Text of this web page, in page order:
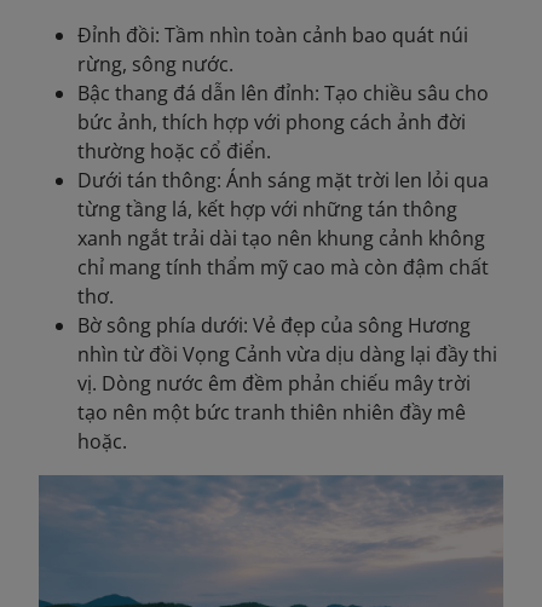
Đỉnh đồi: Tầm nhìn toàn cảnh bao quát núi
rừng, sông nước.
Bậc thang đá dẫn lên đỉnh: Tạo chiều sâu cho
bức ảnh, thích hợp với phong cách ảnh đời
thường hoặc cổ điển.
Dưới tán thông: Ánh sáng mặt trời len lỏi qua
từng tầng lá, kết hợp với những tán thông
xanh ngắt trải dài tạo nên khung cảnh không
chỉ mang tính thẩm mỹ cao mà còn đậm chất
thơ.
Bờ sông phía dưới: Vẻ đẹp của sông Hương
nhìn từ đồi Vọng Cảnh vừa dịu dàng lại đầy thi
vị. Dòng nước êm đềm phản chiếu mây trời
tạo nên một bức tranh thiên nhiên đầy mê
hoặc.